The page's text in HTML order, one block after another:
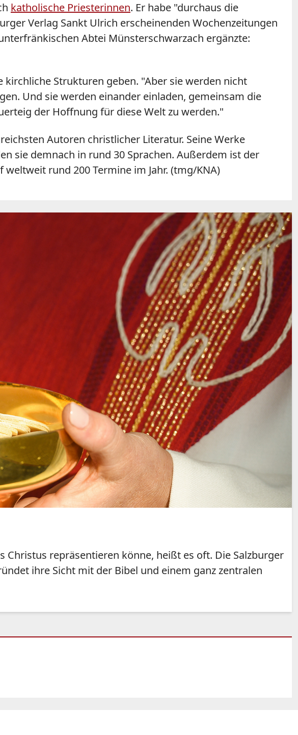
katholische Priesterinnen. Er habe "durchaus die
Verlag Sankt Ulrich erscheinenden Wochenzeitungen
Abtei Münsterschwarzach ergänzte:
kirchliche Strukturen geben. "Aber sie werden nicht
Und sie werden einander einladen, gemeinsam die
der Hoffnung für diese Welt zu werden."
Autoren christlicher Literatur. Seine Werke
sie demnach in rund 30 Sprachen. Außerdem ist der
rund 200 Termine im Jahr. (tmg/KNA)
Christus repräsentieren könne, heißt es oft. Die Salzburger
ihre Sicht mit der Bibel und einem ganz zentralen